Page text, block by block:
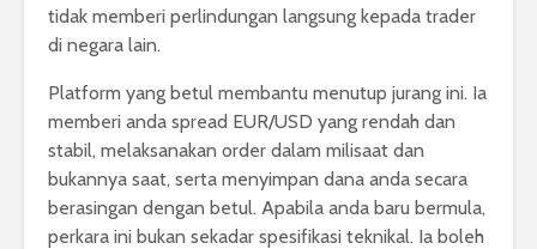
tidak memberi perlindungan langsung kepada trader
di negara lain.
Platform yang betul membantu menutup jurang ini. Ia
memberi anda spread EUR/USD yang rendah dan
stabil, melaksanakan order dalam milisaat dan
bukannya saat, serta menyimpan dana anda secara
berasingan dengan betul. Apabila anda baru bermula,
perkara ini bukan sekadar spesifikasi teknikal. Ia boleh